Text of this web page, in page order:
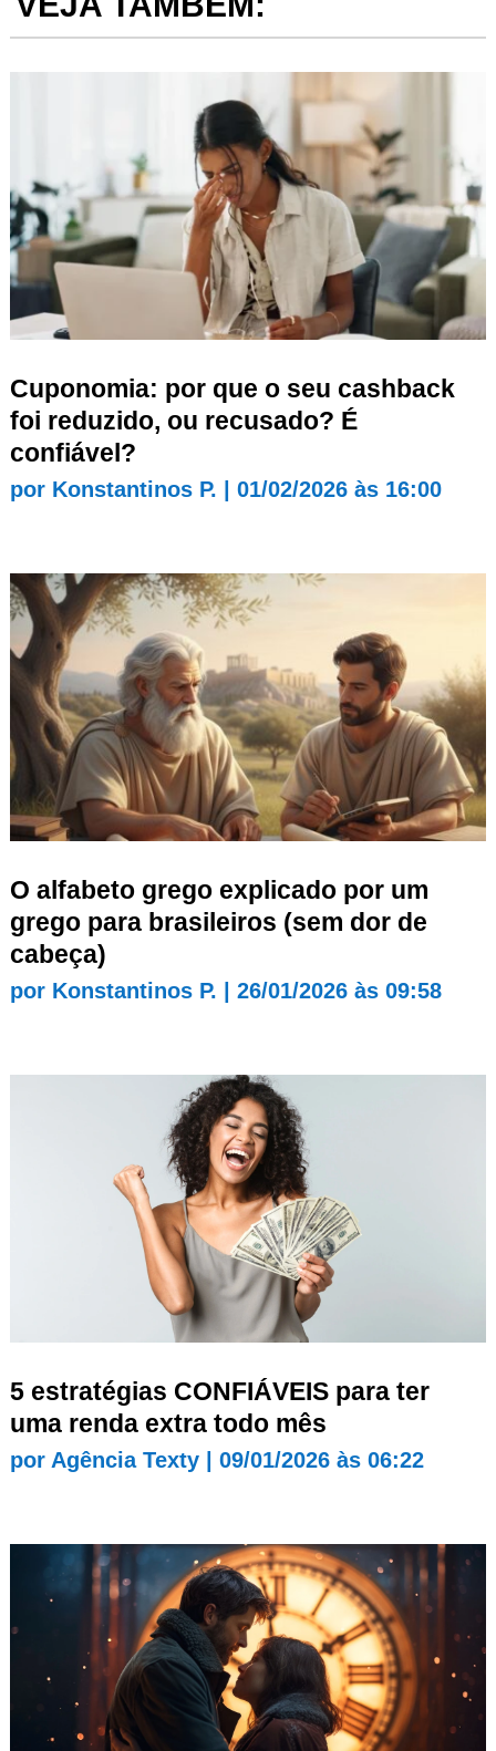
Cuponomia: por que o seu cashback
foi reduzido, ou recusado? É
confiável?
por Konstantinos P. 01/02/2026 às 16:00
O alfabeto grego explicado por um
grego para brasileiros (sem dor de
cabeça)
por Konstantinos P. 26/01/2026 às 09:58
5 estratégias CONFIÁVEIS para ter
uma renda extra todo mês
por Agência Texty| 09/01/2026 às 06:22